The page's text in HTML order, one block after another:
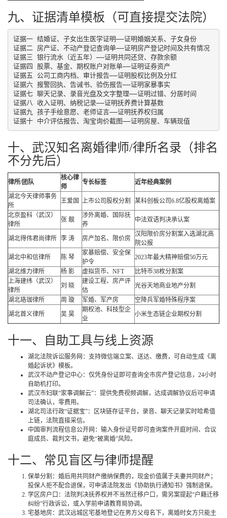
九、证据清单模板（可直接提交法院）
证据一 结婚证、子女出生医学证明——证明婚姻关系、子女身份
证据二 房产证、不动产登记查询单——证明房产登记时间及共有情况
证据三 银行流水（近五年）——证明共同还贷、存款余额
证据四 股票、基金、期权账户对账单——证明证券资产
证据五 公司工商内档、审计报告——证明股权比例及分红
证据六 报警回执、告诫书、验伤报告——证明家暴事实
证据七 聊天记录、录音光盘及文字整理——证明过错、分居时间
证据八 收入证明、纳税记录——证明抚养费计算基数
证据九 孩子手绘意愿、老师证言——证明抚养权归属
十、武汉知名离婚律师/律所名录（排名
不分先后）
律所/团队
核心律
师
专长标签
近年经典案例
湖北今天律师事务
所
王爱国 上市公司股权分割
某科创板公司6.8亿股权离婚案
北京盈科（武汉）
律所
张 靓
涉外离婚、国际抚
养
中法双语判决承认案
湖北得伟君尚律所 李 涛 房产加名、限价房
汉阳限价房分割案入选湖北高
院公报
湖北中和信律所
陈 琴
家暴赔偿、安全保
护令
2023年最大精神赔偿50万元
湖北维力律所
杨 影 虚拟货币、NFT
比特币38枚分割案
上海建纬（武汉）
律所
刘 晓
建设工程、房产评
估
光谷天地商业地产分割
湖北珞珈律所
周 璇 军婚、军产房
空降兵军婚特殊程序案
湖北首义律所
吴 昊
期权池、科技型企
业
小米生态链企业期权分割
十一、自助工具与线上资源
湖北法院诉讼服务网：支持微信端立案、送达、缴费，可自动生成《离
婚起诉状》模板。
武汉不动产登记中心：仅凭身份证即可查询全市房产登记信息，24小时
自助机打印。
武汉市妇联“家事调解云”：提供免费视频调解，达成调解协议后可申请
司法确认，零费用。
湖北司法行政“证据宝”：区块链存证平台，录音、聊天记录实时哈希值
上链，法院直接采信。
中国审判流程信息公开网：输入身份证号即可查询案件开庭时间、合议
庭成员、裁判文书，避免“被离婚”风险。
十二、常见盲区与律师提醒
保单分割：婚后用共同财产缴纳保费的，现金价值属于夫妻共同财产；
投保人拒不配合退保，可申请法院发出《协助执行通知书》强制退保。
学区房户口：法院判决抚养权并不当然迁移户口，需另案提起“户籍迁移
纠纷”行政诉讼，或入学前申请教育局协调。
宅基地房：武汉远城区宅基地登记在男方父母名下，离婚时女方只能主